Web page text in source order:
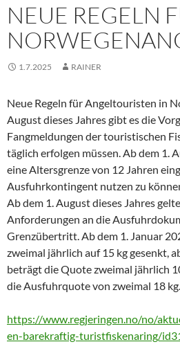
NEUE REGELN
1.7.2025 RAINER
Neue Regeln für Angeltouristen in
August dieses Jahres gibt es die
Fangmeldungen der touristischen
täglich erfolgen müssen. Ab dem 1.
eine Altersgrenze von 12 Jahren
Ausfuhrkontingent nutzen zu
Ab dem 1. August dieses Jahres
Anforderungen an die
Grenzübertritt. Ab dem 1. Januar
zweimal jährlich auf 15 kg gesenkt,
beträgt die Quote zweimal jährlich
die Ausfuhrquote von zweimal 18
https://www.regjeringen.no/no/
en-barekraftig-turistfiskenaring/